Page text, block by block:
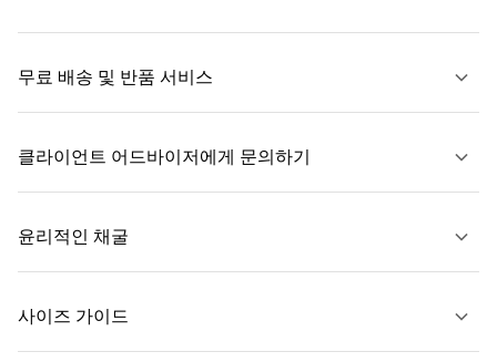
무료 배송 및 반품 서비스
자세히 보기
클라이언트 어드바이저에게 문의하기
윤리적인 채굴
사이즈 가이드